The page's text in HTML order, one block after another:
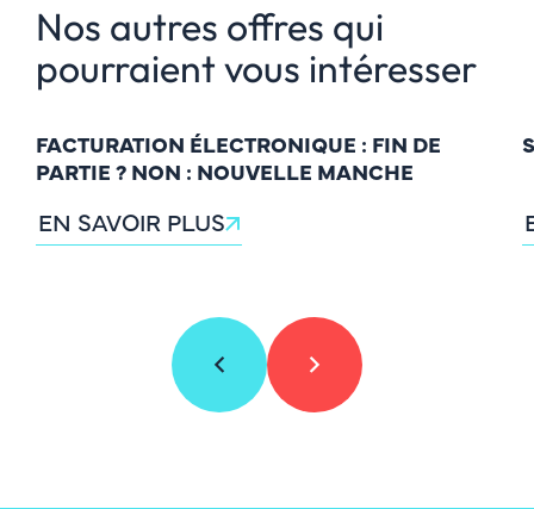
Nos autres offres qui
pourraient vous intéresser
FACTURATION ÉLECTRONIQUE : FIN DE
PARTIE ? NON : NOUVELLE MANCHE
EN SAVOIR PLUS